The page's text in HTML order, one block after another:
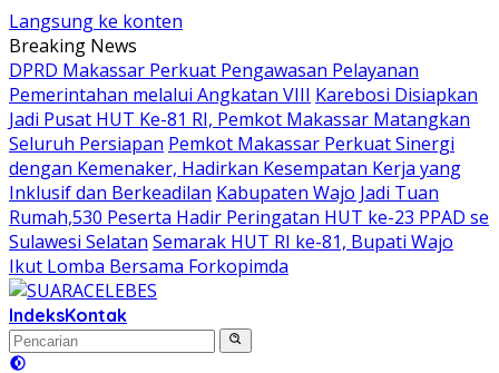
Langsung ke konten
Breaking News
DPRD Makassar Perkuat Pengawasan Pelayanan
Pemerintahan melalui Angkatan VIII Karebosi Disiapkan
Jadi Pusat HUT Ke-81 RI, Pemkot Makassar Matangkan
Seluruh Persiapan Pemkot Makassar Perkuat Sinergi
dengan Kemenaker, Hadirkan Kesempatan Kerja yang
Inklusif dan Berkeadilan Kabupaten Wajo Jadi Tuan
Rumah,530 Peserta Hadir Peringatan HUT ke-23 PPAD se
Sulawesi Selatan Semarak HUT RI ke-81, Bupati Wajo
Ikut Lomba Bersama Forkopimda
IndeksKontak